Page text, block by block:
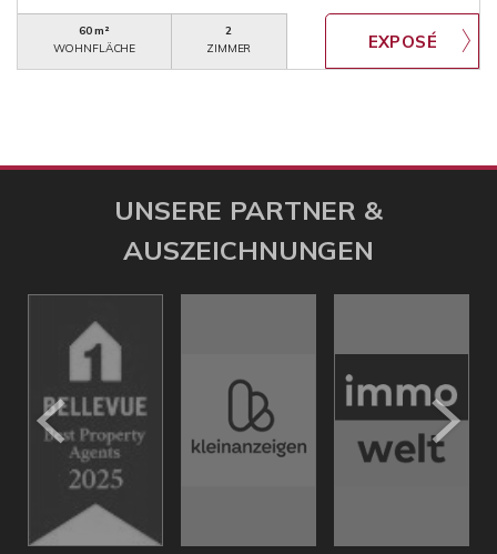
60 m²
WOHNFLÄCHE
2
ZIMMER
UNSERE PARTNER &
AUSZEICHNUNGEN